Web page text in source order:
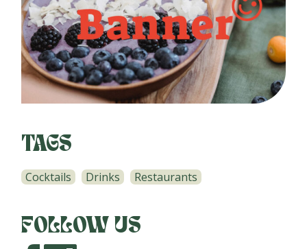
TAGS
Cocktails Drinks Restaurants
FOLLOW US